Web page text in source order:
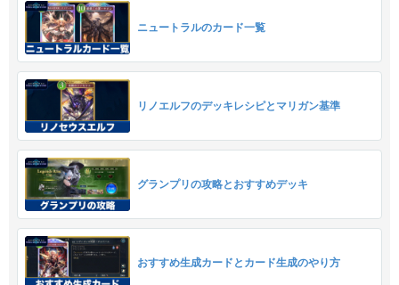
ニュートラルのカード一覧
リノエルフのデッキレシピとマリガン基準
グランプリの攻略とおすすめデッキ
おすすめ生成カードとカード生成のやり方